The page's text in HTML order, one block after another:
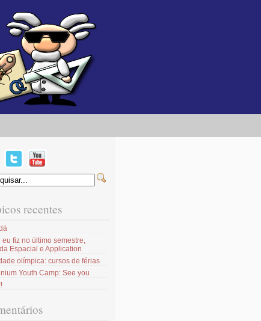
recentes
eu fiz no último semestre,
Espacial e Application
olímpica: cursos de férias
Youth Camp: See you